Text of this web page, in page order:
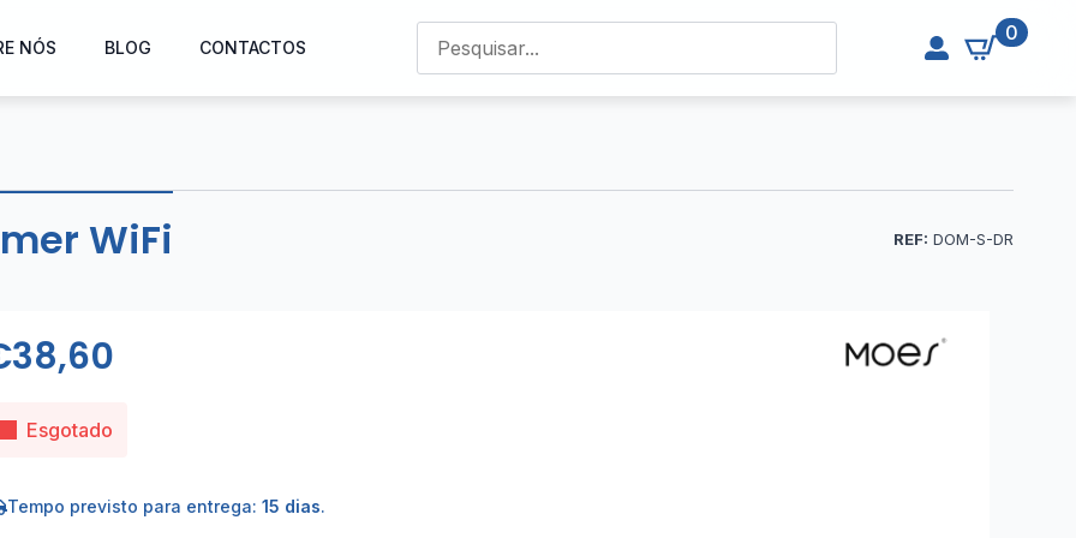
NÓS BLOG CONTACTOS
0
WiFi REF: DOM-S-DR
38,60
Esgotado
Tempo previsto para entrega: 15 dias.